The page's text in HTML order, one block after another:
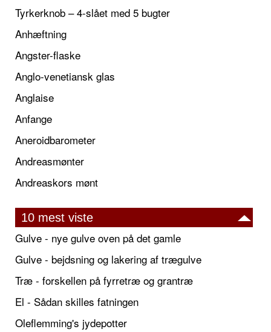
Tyrkerknob – 4-slået med 5 bugter
Anhæftning
Angster-flaske
Anglo-venetiansk glas
Anglaise
Anfange
Aneroidbarometer
Andreasmønter
Andreaskors mønt
10 mest viste
Gulve - nye gulve oven på det gamle
Gulve - bejdsning og lakering af trægulve
Træ - forskellen på fyrretræ og grantræ
El - Sådan skilles fatningen
Oleflemming's jydepotter